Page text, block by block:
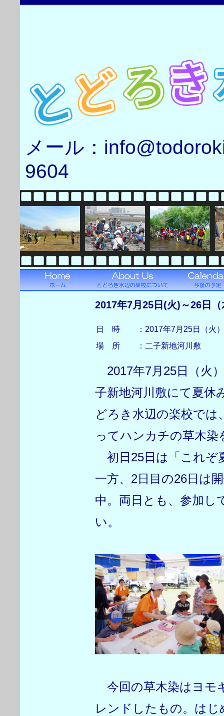
メール：
9604
2017年7月25日(火)～26日
日 時
：2017年7月25日（火
場 所
：二子新地河川敷
2017年7月25日（火
子新地河川敷にて夏休
どろき水辺の楽校では
ってハンカチの草木染
初日25日は「これぞ
一方、2日目の26日は
中。両日とも、参加し
い。
今回の草木染はヨモ
レンドしたもの。は